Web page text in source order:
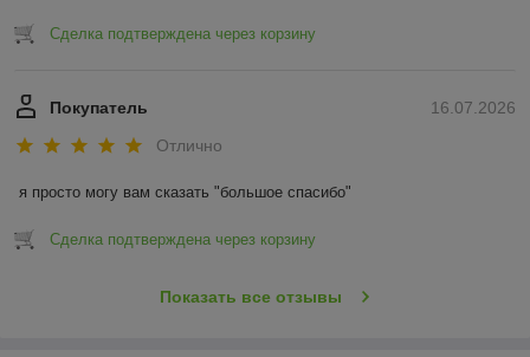
Сделка подтверждена через корзину
16.07.2026
Покупатель
Отлично
я просто могу вам сказать "большое спасибо"
Сделка подтверждена через корзину
Показать все отзывы